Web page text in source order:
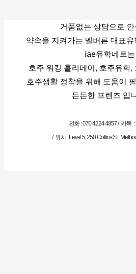
거품없는 상담으로
약속을 지켜가는 멜버른 대표
iae유학네트는
호주 워킹 홀리데이, 호주유학,
호주생활 정착을 위해 도움이
든든한 프렌즈 입
전화 : 070 4224 4857 / 카톡 :
/ 위치 : Level 5, 250 Collins St,